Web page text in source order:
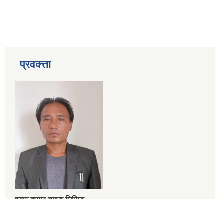
प्रवक्त्ता